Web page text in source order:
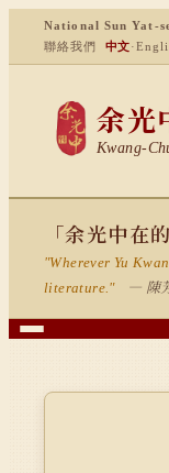
National Sun Yat-
聯絡我們
中文·
余光
Kwang-
「余光中在
"Wherever Yu
literature."
— 陳